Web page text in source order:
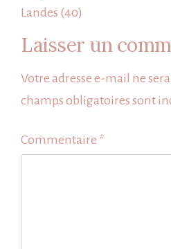
Landes (40)
Laisser un
Votre adresse e-mail ne
champs obligatoires sont
Commentaire *